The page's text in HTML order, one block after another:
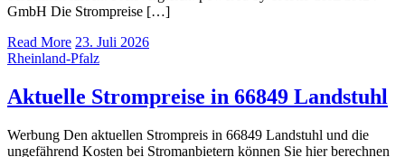
GmbH Die Strompreise […]
Read More 23. Juli 2026
Rheinland-Pfalz
Aktuelle Strompreise in 66849 Landstuhl
Werbung Den aktuellen Strompreis in 66849 Landstuhl und die
ungefährend Kosten bei Stromanbietern können Sie hier berechnen